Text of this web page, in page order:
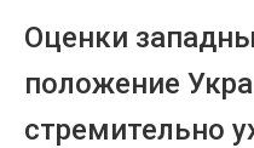
Оценки
положение
стремительно